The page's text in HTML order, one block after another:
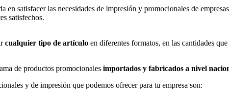
en satisfacer las necesidades de impresión y promocionales de
satisfechos.
cualquier tipo de artículoen diferentes formatos, en las cantidades
de productos promocionales importados y fabricados a nivel
y de impresión que podemos ofrecer para tu empresa son: